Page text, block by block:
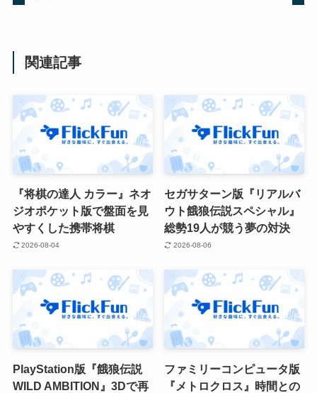
関連記事
『将棋の達人 カラー』ネオ
ジオポケット版で盤面を見
やすくした携帯将棋
2026-08-04
セガサターン版『リアルバ
ウト餓狼伝説スペシャル』
総勢19人が競う夢の対決
2026-08-06
PlayStation版『餓狼伝説
WILD AMBITION』3Dで再
ファミリーコンピュータ版
『メトロクロス』時間との